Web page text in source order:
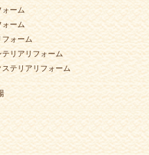
ォーム
ォーム
フォーム
リアリフォーム
ステリアリフォーム